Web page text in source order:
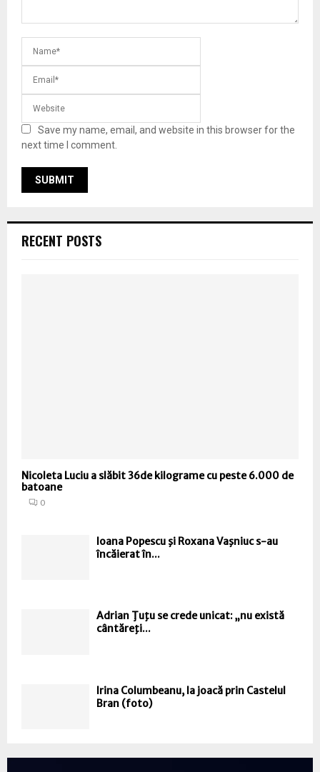
Save my name, email, and website in this browser for the
next time I comment.
RECENT POSTS
Nicoleta Luciu a slăbit 36de kilograme cu peste 6.000 de
batoane
0
Ioana Popescu şi Roxana Vaşniuc s-au
încăierat în...
Adrian Ţuţu se crede unicat: „nu există
cântăreţi...
Irina Columbeanu, la joacă prin Castelul
Bran (foto)